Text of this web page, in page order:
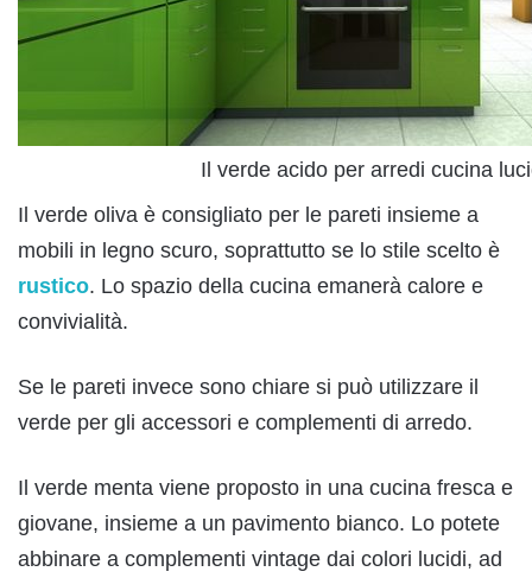
Il verde acido per arredi cucina
Il verde oliva è consigliato per le pareti insieme a
mobili in legno scuro, soprattutto se lo stile scelto è
rustico. Lo spazio della cucina emanerà calore e
convivialità.
Se le pareti invece sono chiare si può utilizzare il
verde per gli accessori e complementi di arredo.
Il verde menta viene proposto in una cucina fresca e
giovane, insieme a un pavimento bianco. Lo potete
abbinare a complementi vintage dai colori lucidi, ad